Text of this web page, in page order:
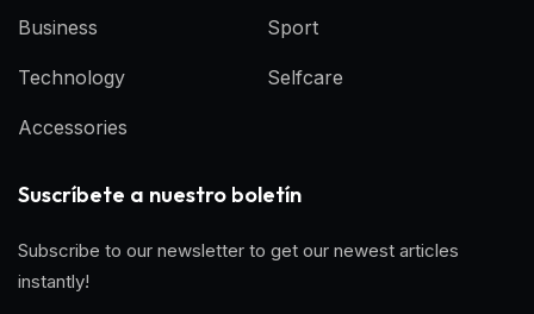
Business
Technology
Accessories
Sport
Selfcare
Suscríbete a nuestro boletín
Subscribe to our newsletter to get our newest articles
instantly!